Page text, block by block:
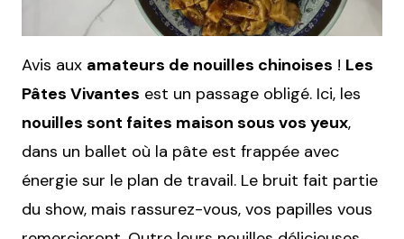
Avis aux amateurs de nouilles chinoises ! Les
Pâtes Vivantes est un passage obligé. Ici, les
nouilles sont faites maison sous vos yeux,
dans un ballet où la pâte est frappée avec
énergie sur le plan de travail. Le bruit fait partie
du show, mais rassurez-vous, vos papilles vous